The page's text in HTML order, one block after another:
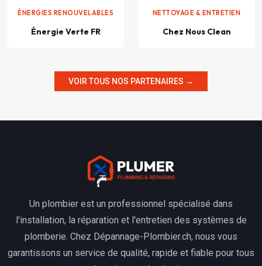
ÉNERGIES RENOUVELABLES
Énergie Verte FR
NETTOYAGE & ENTRETIEN
Chez Nous Clean
VOIR TOUS NOS PARTENAIRES →
Un plombier est un professionnel spécialisé dans
l'installation, la réparation et l'entretien des systèmes de
plomberie. Chez Dépannage-Plombier.ch, nous vous
garantissons un service de qualité, rapide et fiable pour tous